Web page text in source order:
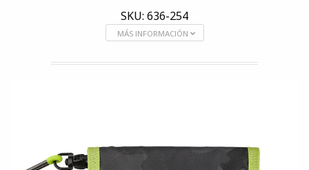
SKU: 636-254
MÁS INFORMACIÓN